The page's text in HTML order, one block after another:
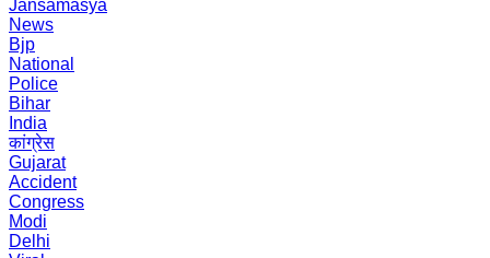
Jansamasya
News
Bjp
National
Police
Bihar
India
कांग्रेस
Gujarat
Accident
Congress
Modi
Delhi